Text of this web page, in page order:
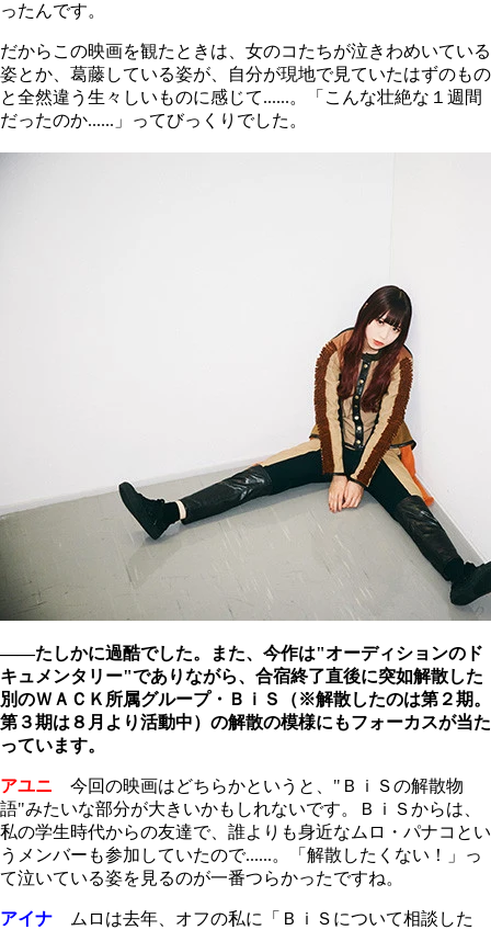
ったんです。
だからこの映画を観たときは、女のコたちが泣きわめいている
姿とか、葛藤している姿が、自分が現地で見ていたはずのもの
と全然違う生々しいものに感じて......。「こんな壮絶な１週間
だったのか......」ってびっくりでした。
――たしかに過酷でした。また、今作は"オーディションのド
キュメンタリー"でありながら、合宿終了直後に突如解散した
別のＷＡＣＫ所属グループ・ＢｉＳ（※解散したのは第２期。
第３期は８月より活動中）の解散の模様にもフォーカスが当た
っています。
アユニ 今回の映画はどちらかというと、"ＢｉＳの解散物
語"みたいな部分が大きいかもしれないです。ＢｉＳからは、
私の学生時代からの友達で、誰よりも身近なムロ・パナコとい
うメンバーも参加していたので......。「解散したくない！」っ
て泣いている姿を見るのが一番つらかったですね。
アイナ ムロは去年、オフの私に「ＢｉＳについて相談した